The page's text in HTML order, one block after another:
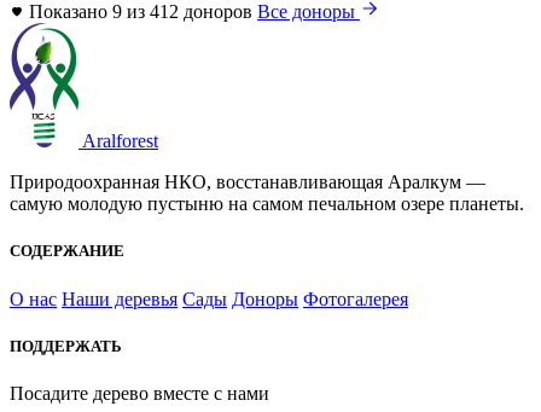
Показано 9 из 412 доноров Все доноры
Aralforest
Природоохранная НКО, восстанавливающая Аралкум —
самую молодую пустыню на самом печальном озере планеты.
СОДЕРЖАНИЕ
О нас Наши деревья Сады Доноры Фотогалерея
ПОДДЕРЖАТЬ
Посадите дерево вместе с нами